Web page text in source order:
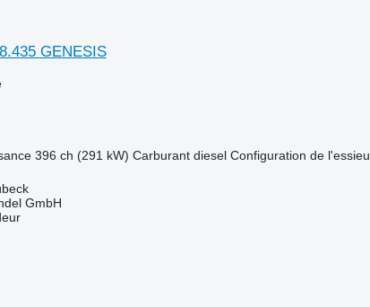
GENESIS
396 ch (291 kW) Carburant diesel Configuration de l'essieu
GmbH